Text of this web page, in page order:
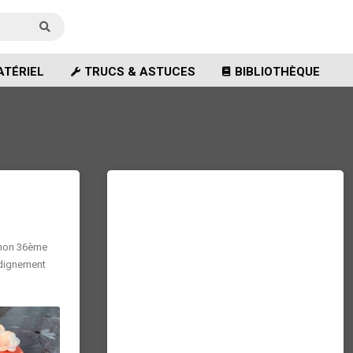
TRUCS & ASTUCES BIBLIOTHÈQUE
36ème